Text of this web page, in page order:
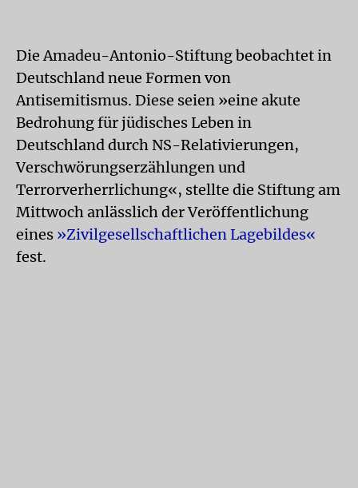
Die Amadeu-Antonio-Stiftung beobachtet in
Deutschland neue Formen von
Antisemitismus. Diese seien »eine akute
Bedrohung für jüdisches Leben in
Deutschland durch NS-Relativierungen,
Verschwörungserzählungen und
Terrorverherrlichung«, stellte die Stiftung am
Mittwoch anlässlich der Veröffentlichung
eines »Zivilgesellschaftlichen Lagebildes«
fest.